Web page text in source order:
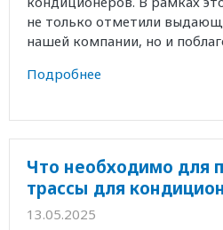
не только отметили
нашей компании, но и
Подробнее
Что необходимо для
трассы для
13.05.2025